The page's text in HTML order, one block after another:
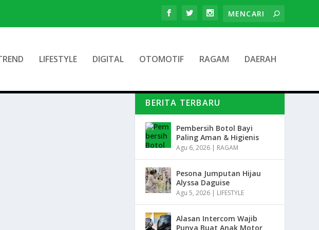
LIFESTYLE DIGITAL OTOMOTIF RAGAM DAERAH
BERITA TERBARU
Pembersih Botol Bayi
Paling Aman & Higienis
Agu 6, 2026 | RAGAM
Pesona Jumputan Hijau
Alyssa Daguise
Agu 5, 2026 | LIFESTYLE
Alasan Intercom Wajib
Punya Buat Anak Motor